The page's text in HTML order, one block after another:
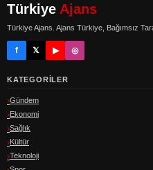
Türkiye Ajans
Türkiye Ajans. Ajans Türkiye, Bağımsız
f 𝕏 ▶ ◎
KATEGORILER
Gündem
Ekonomi
Sağlık
Kültür
Teknoloji